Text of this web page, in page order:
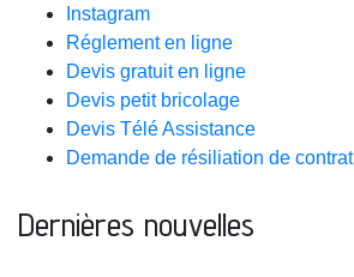
Instagram
Réglement en ligne
Devis gratuit en ligne
Devis petit bricolage
Devis Télé Assistance
Demande de résiliation de contrat
Dernières nouvelles